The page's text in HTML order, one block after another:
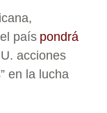
país pondrá
acciones
en la lucha